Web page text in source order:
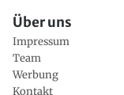
Über uns
Impressum
Team
Werbung
Kontakt